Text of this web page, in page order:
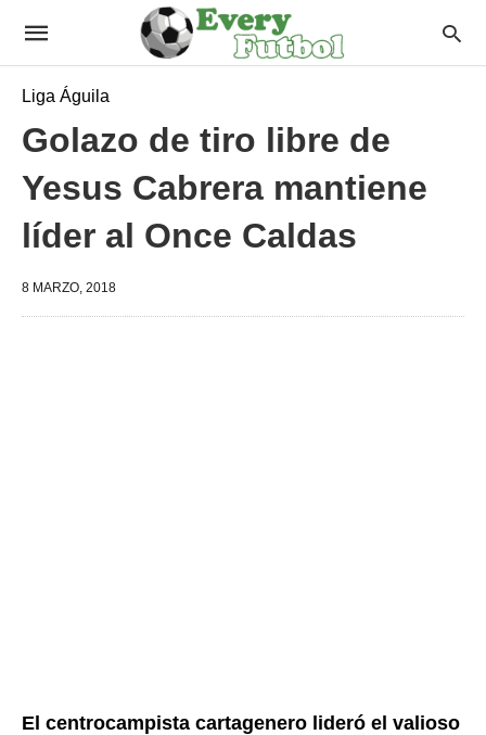
Liga Águila
Golazo de tiro libre de
Yesus Cabrera mantiene
líder al Once Caldas
8 MARZO, 2018
El centrocampista cartagenero lideró el valioso